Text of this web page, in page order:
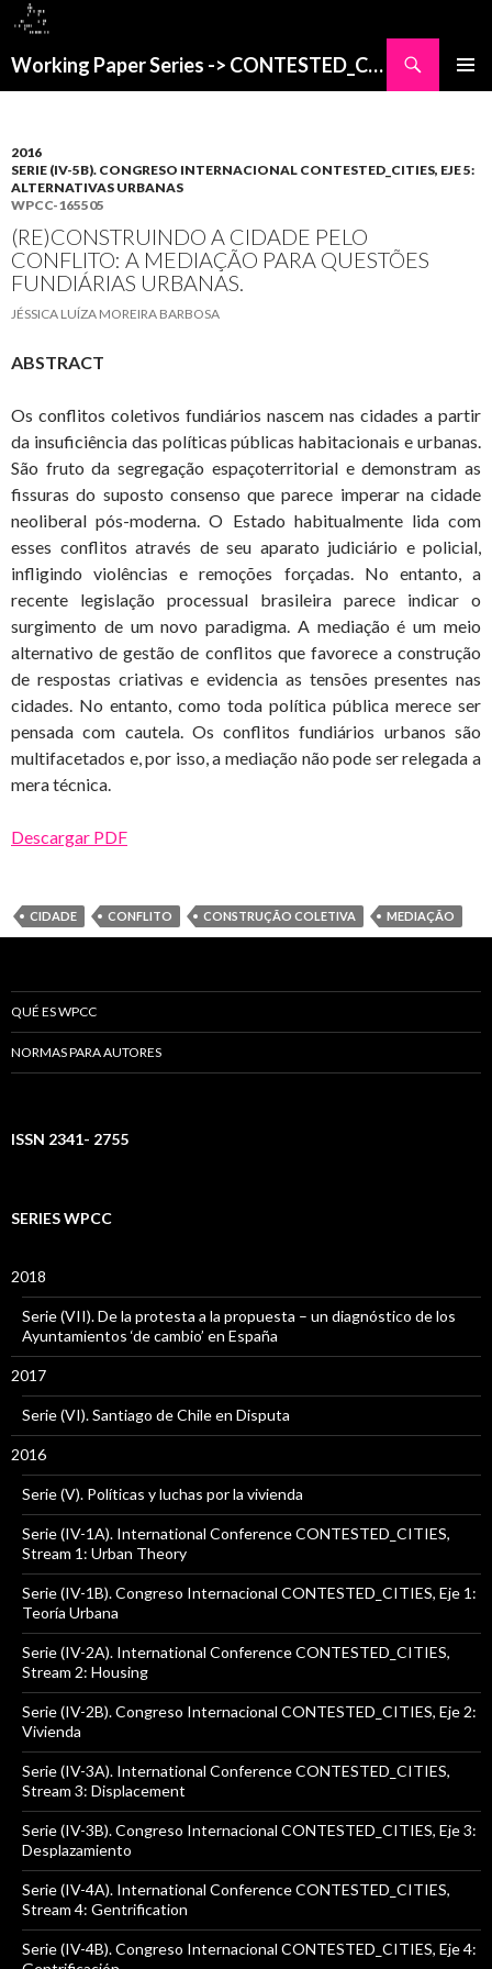
Working Paper Series -> CONTESTED_CITIES
2016
SERIE (IV-5B). CONGRESO INTERNACIONAL CONTESTED_CITIES, EJE 5:
ALTERNATIVAS URBANAS
WPCC-165505
(RE)CONSTRUINDO A CIDADE PELO
CONFLITO: A MEDIAÇÃO PARA QUESTÕES
FUNDIÁRIAS URBANAS.
JÉSSICA LUÍZA MOREIRA BARBOSA
ABSTRACT
Os conflitos coletivos fundiários nascem nas cidades a partir
da insuficiência das políticas públicas habitacionais e urbanas.
São fruto da segregação espaçoterritorial e demonstram as
fissuras do suposto consenso que parece imperar na cidade
neoliberal pós-moderna. O Estado habitualmente lida com
esses conflitos através de seu aparato judiciário e policial,
infligindo violências e remoções forçadas. No entanto, a
recente legislação processual brasileira parece indicar o
surgimento de um novo paradigma. A mediação é um meio
alternativo de gestão de conflitos que favorece a construção
de respostas criativas e evidencia as tensões presentes nas
cidades. No entanto, como toda política pública merece ser
pensada com cautela. Os conflitos fundiários urbanos são
multifacetados e, por isso, a mediação não pode ser relegada a
mera técnica.
Descargar PDF
CIDADE CONFLITO CONSTRUÇÃO COLETIVA MEDIAÇÃO
QUÉ ES WPCC
NORMAS PARA AUTORES
ISSN 2341- 2755
SERIES WPCC
2018
Serie (VII). De la protesta a la propuesta – un diagnóstico de los
Ayuntamientos ‘de cambio’ en España
2017
Serie (VI). Santiago de Chile en Disputa
2016
Serie (V). Políticas y luchas por la vivienda
Serie (IV-1A). International Conference CONTESTED_CITIES,
Stream 1: Urban Theory
Serie (IV-1B). Congreso Internacional CONTESTED_CITIES, Eje 1:
Teoría Urbana
Serie (IV-2A). International Conference CONTESTED_CITIES,
Stream 2: Housing
Serie (IV-2B). Congreso Internacional CONTESTED_CITIES, Eje 2:
Vivienda
Serie (IV-3A). International Conference CONTESTED_CITIES,
Stream 3: Displacement
Serie (IV-3B). Congreso Internacional CONTESTED_CITIES, Eje 3:
Desplazamiento
Serie (IV-4A). International Conference CONTESTED_CITIES,
Stream 4: Gentrification
Serie (IV-4B). Congreso Internacional CONTESTED_CITIES, Eje 4: